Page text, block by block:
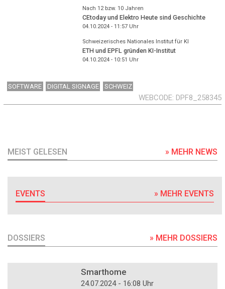
Nach 12 bzw. 10 Jahren
CEtoday und Elektro Heute sind Geschichte
04.10.2024 - 11:57Uhr
Schweizerisches Nationales Institut für KI
ETH und EPFL gründen KI-Institut
04.10.2024 - 10:51 Uhr
SOFTWARE DIGITAL SIGNAGE SCHWEIZ
WEBCODE DPF8_258345
MEIST GELESEN » MEHR NEWS
EVENTS » MEHR EVENTS
DOSSIERS » MEHR DOSSIERS
Smarthome
24.07.2024 - 16:08 Uhr